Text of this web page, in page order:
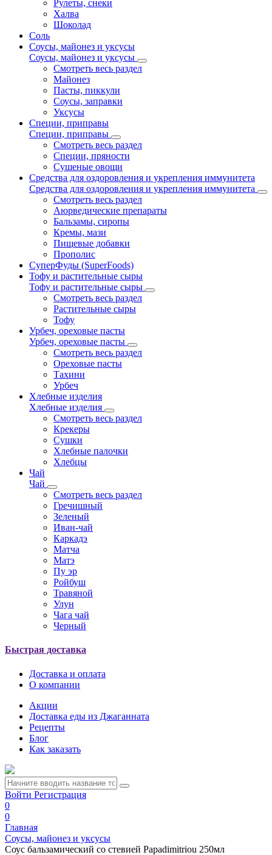
Рулеты, снеки
Халва
Шоколад
Соль
Соусы, майонез и уксусы
Соусы, майонез и уксусы
Смотреть весь раздел
Майонез
Пасты, пиккули
Соусы, заправки
Уксусы
Специи, приправы
Специи, приправы
Смотреть весь раздел
Специи, пряности
Сушеные овощи
Средства для оздоровления и укрепления иммунитета
Средства для оздоровления и укрепления иммунитета
Смотреть весь раздел
Аюрведические препараты
Бальзамы, сиропы
Кремы, мази
Пищевые добавки
Прополис
СуперФуды (SuperFoods)
Тофу и растительные сыры
Тофу и растительные сыры
Смотреть весь раздел
Растительные сыры
Тофу
Урбеч, ореховые пасты
Урбеч, ореховые пасты
Смотреть весь раздел
Ореховые пасты
Тахини
Урбеч
Хлебные изделия
Хлебные изделия
Смотреть весь раздел
Крекеры
Сушки
Хлебные палочки
Хлебцы
Чай
Чай
Смотреть весь раздел
Гречишный
Зеленый
Иван-чай
Каркадэ
Матча
Матэ
Пу эр
Ройбуш
Травяной
Улун
Чага чай
Черный
Быстрая доставка
Доставка и оплата
О компании
Акции
Доставка еды из Джаганната
Рецепты
Блог
Как заказать
Войти Регистрация
0
0
Главная
Соусы, майонез и уксусы
Соус бальзамический со стевией Papadimitriou 250мл